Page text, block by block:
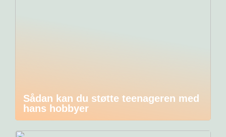
Sådan kan du støtte teenageren med
hans hobbyer